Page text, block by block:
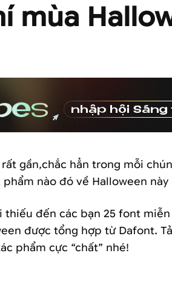
mùa
gần,chắc hẳn trong mỗi
nào đó về Halloween này
thiếu đến các bạn 25 font
được tổng hợp từ Dafont.
phẩm cực “chất” nhé!